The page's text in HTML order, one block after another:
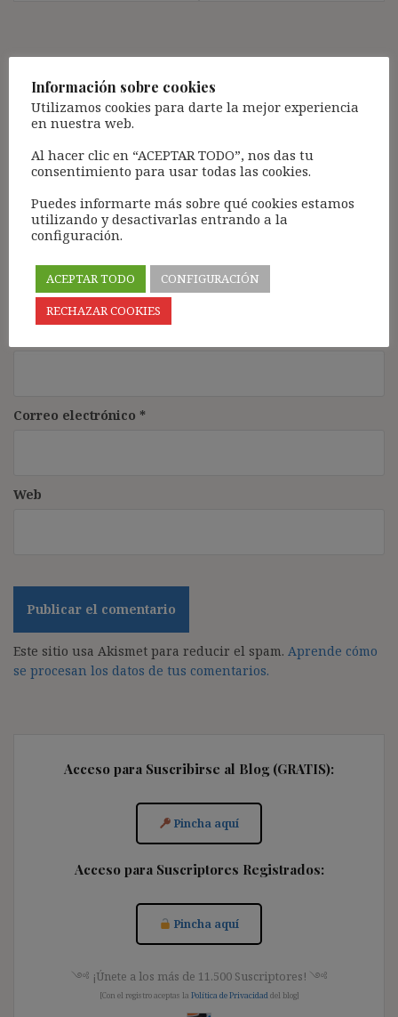
Deja una respuesta
Tu dirección de correo electrónico no será publicada.
campos obligatorios están marcados con*
Correo electrónico *
Web
Este sitio usa Akismet para reducir el spam. Aprende cómo
se procesan los datos de tus comentarios.
Acceso para Suscribirse al Blog (GRATIS):
Pincha aquí
Acceso para Suscriptores Registrados:
Pincha aquí
༺ ¡Únete a los más de 11.500 Suscriptores! ༺
[Con el registro aceptas la Política de Privacidad del blog]
Información sobre cookies
Utilizamos cookies para darte la mejor experiencia
en nuestra web.
Al hacer clic en “ACEPTAR TODO”, nos das tu
consentimiento para usar todas las cookies.
Puedes informarte más sobre qué cookies estamos
utilizando y desactivarlas entrando a la
configuración.
ACEPTAR TODO
CONFIGURACIÓN
RECHAZAR COOKIES